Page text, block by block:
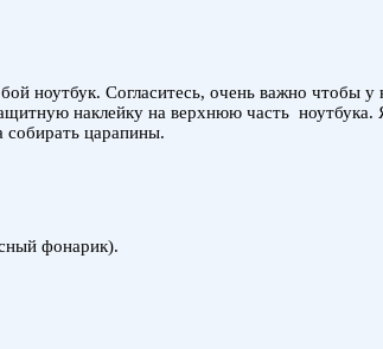
ноутбук. Согласитесь, очень важно чтобы
наклейку на верхнюю часть
собирать царапины.
фонарик).